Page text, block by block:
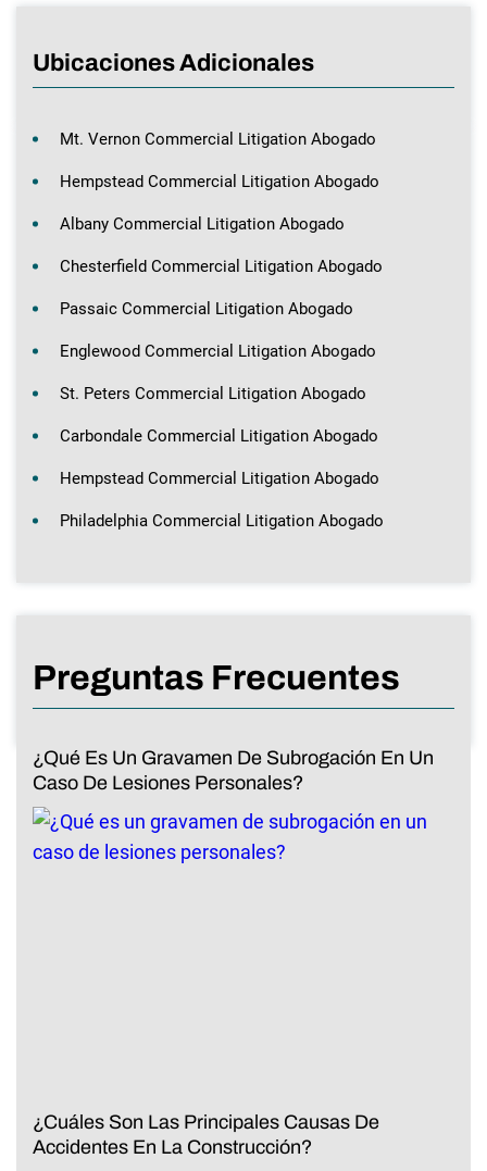
Ubicaciones Adicionales
Mt. Vernon Commercial Litigation Abogado
Hempstead Commercial Litigation Abogado
Albany Commercial Litigation Abogado
Chesterfield Commercial Litigation Abogado
Passaic Commercial Litigation Abogado
Englewood Commercial Litigation Abogado
St. Peters Commercial Litigation Abogado
Carbondale Commercial Litigation Abogado
Hempstead Commercial Litigation Abogado
Philadelphia Commercial Litigation Abogado
Preguntas Frecuentes
¿Qué Es Un Gravamen De Subrogación En Un
Caso De Lesiones Personales?
¿Cuáles Son Las Principales Causas De
Accidentes En La Construcción?